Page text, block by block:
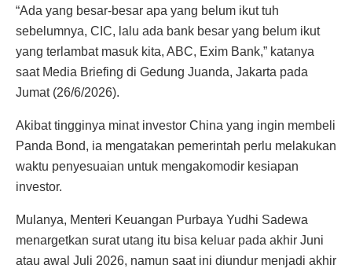
“Ada yang besar-besar apa yang belum ikut tuh
sebelumnya, CIC, lalu ada bank besar yang belum ikut
yang terlambat masuk kita, ABC, Exim Bank,” katanya
saat Media Briefing di Gedung Juanda, Jakarta pada
Jumat (26/6/2026).
Akibat tingginya minat investor China yang ingin membeli
Panda Bond, ia mengatakan pemerintah perlu melakukan
waktu penyesuaian untuk mengakomodir kesiapan
investor.
Mulanya, Menteri Keuangan Purbaya Yudhi Sadewa
menargetkan surat utang itu bisa keluar pada akhir Juni
atau awal Juli 2026, namun saat ini diundur menjadi akhir